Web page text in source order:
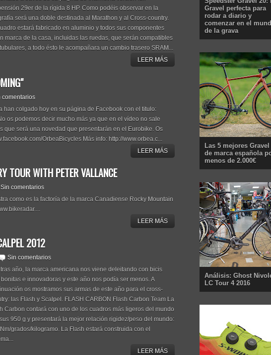
29er de la rígida 8 HP. Como podéis observar en la
será una doble destinada al Marathon y al Cross-country.
estará fabricado en aluminio y todos sus componentes
marca de la casa, incluidas las ruedas, que serán compatibles
a todo ésto le acompañara un cambio trasero SRAM...
LEER MÁS
comentarios
colgado hoy en su página de Facebook con el titulo:
os podemos decir mucho más ya que en el vídeo no sale
que será una novedad que presentarán en el Eurobike. Os
OrbeaBicycles Más info: http://www.orbea.c...
LEER MÁS
TOUR WITH PETER VALLANCE
Sin comentarios
como es la factoría de la marca Canadiense Rocky Mountain
LEER MÁS
2012
Sin comentarios
año, la marca americana nos viene deleitando con bicis
bonitas e innovadoras y este año nos podía ser menos. A
os mostramos sus armas de este año para el cross-
las Flash y Scalpel. FLASH CARBON Flash Carbon Team La
Carbon contará con uno de los cuadros más ligeros del mundo
950 g y presentará la mejor relación rigidez/peso del mundo:
grados/kilogramo. La Flash estará construida con el
LEER MÁS
Gravel perfecta para
rodar a diario y
comenzar en el
de la grava
Las 5 mejores Gravel
de marca española
menos de 2.000€
Análisis: Ghost
LC Tour 4 2016